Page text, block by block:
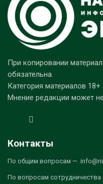
При копировании
обязательна.
Категория материалов 18+
Мнение редакции может
Контакты
По общим вопросам —
По вопросам сотрудничества